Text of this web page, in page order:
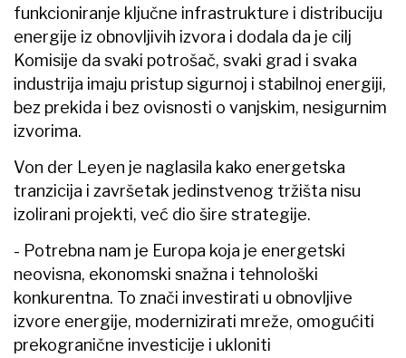
funkcioniranje ključne infrastrukture i distribuciju
energije iz obnovljivih izvora i dodala da je cilj
Komisije da svaki potrošač, svaki grad i svaka
industrija imaju pristup sigurnoj i stabilnoj energiji,
bez prekida i bez ovisnosti o vanjskim, nesigurnim
izvorima.
Von der Leyen je naglasila kako energetska
tranzicija i završetak jedinstvenog tržišta nisu
izolirani projekti, već dio šire strategije.
- Potrebna nam je Europa koja je energetski
neovisna, ekonomski snažna i tehnološki
konkurentna. To znači investirati u obnovljive
izvore energije, modernizirati mreže, omogućiti
prekogranične investicije i ukloniti